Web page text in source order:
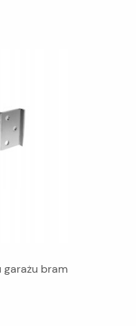
bram